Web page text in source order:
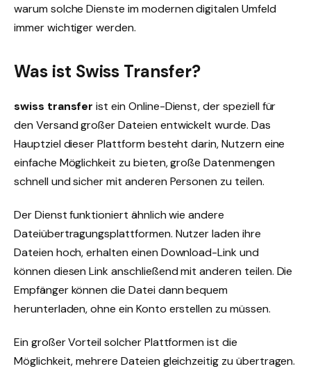
warum solche Dienste im modernen digitalen Umfeld
immer wichtiger werden.
Was ist Swiss Transfer?
swiss transfer ist ein Online-Dienst, der speziell für
den Versand großer Dateien entwickelt wurde. Das
Hauptziel dieser Plattform besteht darin, Nutzern eine
einfache Möglichkeit zu bieten, große Datenmengen
schnell und sicher mit anderen Personen zu teilen.
Der Dienst funktioniert ähnlich wie andere
Dateiübertragungsplattformen. Nutzer laden ihre
Dateien hoch, erhalten einen Download-Link und
können diesen Link anschließend mit anderen teilen. Die
Empfänger können die Datei dann bequem
herunterladen, ohne ein Konto erstellen zu müssen.
Ein großer Vorteil solcher Plattformen ist die
Möglichkeit, mehrere Dateien gleichzeitig zu übertragen.